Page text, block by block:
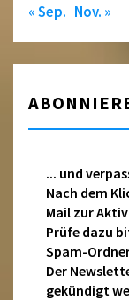
« Sep. Nov. »
... und
Nach dem
Mail zur
Prüfe dazu
Spam-
Der
gekündigt